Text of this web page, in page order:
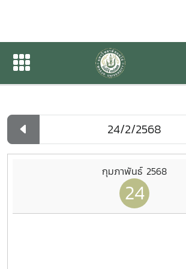
ปฏิทินกิจกรรมของหน่ว
ปฏิทินกิจกรรมของหน่วยงาน
กุมภาพันธ์ 2568
24